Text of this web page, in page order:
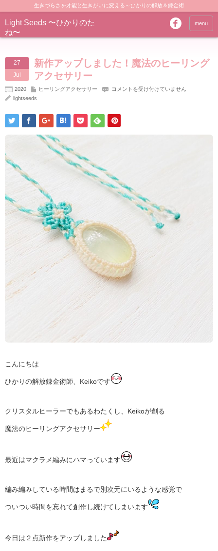
生きづらさを才能と生きがいに変える～ひかりの解放＆錬金術
Light Seeds 〜ひかりのた
ね〜
menu
27
Jul
新作アップしました！魔法のヒーリング
アクセサリー
2020 ヒーリングアクセサリー
新
プ
し
ヒ
ー
リ
ン
セ
サ
コメントを受け付けていません
lightseeds
こんにちは
ひかりの解放錬金術師、Keikoです
クリスタルヒーラーでもあるわたくし、Keikoが創る
魔法のヒーリングアクセサリー
最近はマクラメ編みにハマっています
編み編みしている時間は まるで別次元にいるような感覚で
ついつい時間を忘れて創作し続けてしまいます
今日は２点新作をアップしました